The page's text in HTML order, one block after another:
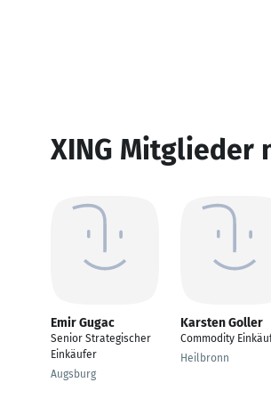
XING Mitglieder
Emir Gugac
Senior Strategischer
Einkäufer
Augsburg
Karsten Goller
Commodity
Heilbronn